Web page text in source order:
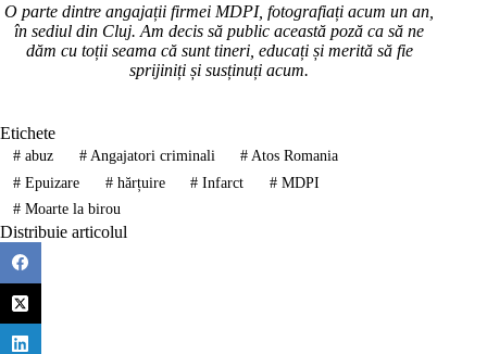
O parte dintre angajații firmei MDPI, fotografiați acum un an,
în sediul din Cluj. Am decis să public această poză ca să ne
dăm cu toții seama că sunt tineri, educați și merită să fie
sprijiniți și susținuți acum.
Etichete
#abuz #Angajatori criminali # Atos Romania
#Epuizare #hărțuire # Infarct # MDPI
#Moarte la birou
Distribuie articolul